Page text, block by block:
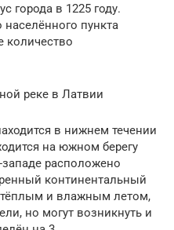
города в 1225 году.
пункта
количество
реке в Латвии
в нижнем течении
на южном берегу
расположено
континентальный
тёплым и влажным летом,
но могут возникнуть и